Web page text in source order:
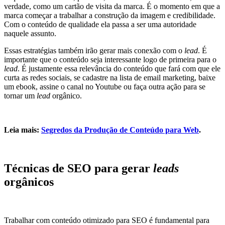
verdade, como um cartão de visita da marca. É o momento em que a
marca começar a trabalhar a construção da imagem e credibilidade.
Com o conteúdo de qualidade ela passa a ser uma autoridade
naquele assunto.
Essas estratégias também irão gerar mais conexão com o lead. É
importante que o conteúdo seja interessante logo de primeira para o
lead. É justamente essa relevância do conteúdo que fará com que ele
curta as redes sociais, se cadastre na lista de email marketing, baixe
um ebook, assine o canal no Youtube ou faça outra ação para se
tornar um lead orgânico.
Leia mais: Segredos da Produção de Conteúdo para Web.
Técnicas de SEO para gerar leads
orgânicos
Trabalhar com conteúdo otimizado para SEO é fundamental para